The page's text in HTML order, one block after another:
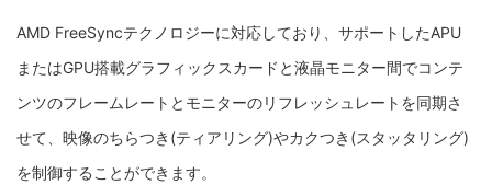
AMD FreeSyncテクノロジーに対応しており、サポートしたAPU
またはGPU搭載グラフィックスカードと液晶モニター間でコンテ
ンツのフレームレートとモニターのリフレッシュレートを同期さ
せて、映像のちらつき(ティアリング)やカクつき(スタッタリング)
を制御することができます。